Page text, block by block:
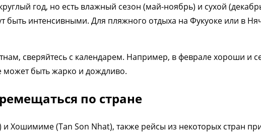
год, но есть влажный сезон (май-ноябрь) и сухой
интенсивными. Для пляжного отдыха на Фукуоке или в
сверяйтесь с календарем. Например, в феврале хороши и
может быть жарко и дождливо.
по стране
Хошимиме (Tan Son Nhat), также рейсы из некоторых стран